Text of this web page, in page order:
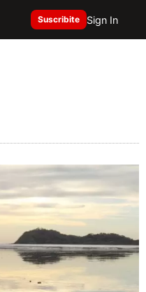
Suscribite Sign In